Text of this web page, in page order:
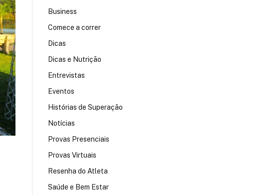
Business
Comece a correr
Dicas
Dicas e Nutrição
Entrevistas
Eventos
Histórias de Superação
Notícias
Provas Presenciais
Provas Virtuais
Resenha do Atleta
Saúde e Bem Estar